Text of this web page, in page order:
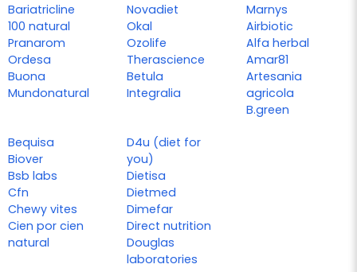
Bariatricline
100 natural
Pranarom
Ordesa
Buona
Mundonatural
Novadiet
Okal
Ozolife
Therascience
Betula
Integralia
Marnys
Airbiotic
Alfa herbal
Amar81
Artesania
agricola
B.green
Bequisa
Biover
Bsb labs
Cfn
Chewy vites
Cien por cien
natural
D4u (diet for
you)
Dietisa
Dietmed
Dimefar
Direct nutrition
Douglas
laboratories